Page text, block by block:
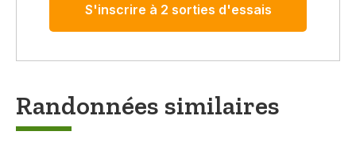
S'inscrire à 2 sorties d'essais
Randonnées similaires